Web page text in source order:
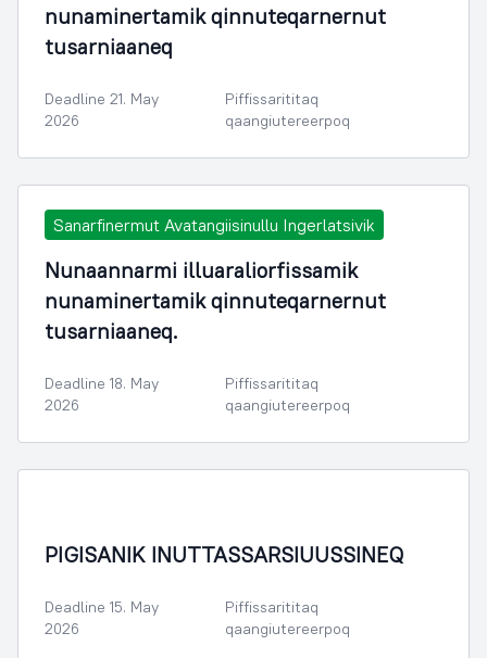
nunaminertamik qinnuteqarnernut
tusarniaaneq
Deadline 21. May
2026
Piffissarititaq
qaangiutereerpoq
Sanarfinermut Avatangiisinullu Ingerlatsivik
Nunaannarmi illuaraliorfissamik
nunaminertamik qinnuteqarnernut
tusarniaaneq.
Deadline 18. May
2026
Piffissarititaq
qaangiutereerpoq
PIGISANIK INUTTASSARSIUUSSINEQ
Deadline 15. May
2026
Piffissarititaq
qaangiutereerpoq